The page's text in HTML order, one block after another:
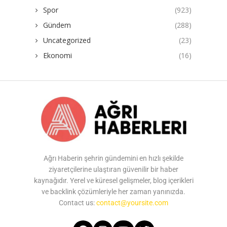
Spor
(923)
Gündem
(288)
Uncategorized
(23)
Ekonomi
(16)
Ağrı Haberin şehrin gündemini en hızlı şekilde
ziyaretçilerine ulaştıran güvenilir bir haber
kaynağıdır. Yerel ve küresel gelişmeler, blog içerikleri
ve backlink çözümleriyle her zaman yanınızda.
Contact us:contact@yoursite.com